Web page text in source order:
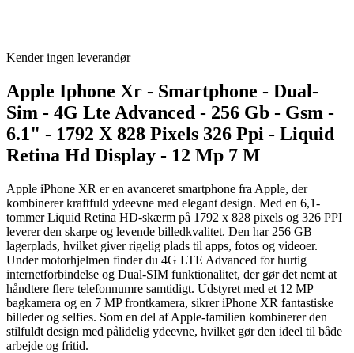
Kender ingen leverandør
Apple Iphone Xr - Smartphone - Dual-
Sim - 4G Lte Advanced - 256 Gb - Gsm -
6.1" - 1792 X 828 Pixels 326 Ppi - Liquid
Retina Hd Display - 12 Mp 7 M
Apple iPhone XR er en avanceret smartphone fra Apple, der
kombinerer kraftfuld ydeevne med elegant design. Med en 6,1-
tommer Liquid Retina HD-skærm på 1792 x 828 pixels og 326 PPI
leverer den skarpe og levende billedkvalitet. Den har 256 GB
lagerplads, hvilket giver rigelig plads til apps, fotos og videoer.
Under motorhjelmen finder du 4G LTE Advanced for hurtig
internetforbindelse og Dual-SIM funktionalitet, der gør det nemt at
håndtere flere telefonnumre samtidigt. Udstyret med et 12 MP
bagkamera og en 7 MP frontkamera, sikrer iPhone XR fantastiske
billeder og selfies. Som en del af Apple-familien kombinerer den
stilfuldt design med pålidelig ydeevne, hvilket gør den ideel til både
arbejde og fritid.